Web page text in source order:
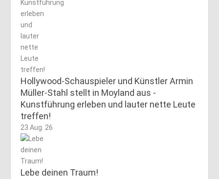
Hollywood-Schauspieler und Künstler Armin
Müller-Stahl stellt in Moyland aus -
Kunstführung erleben und lauter nette Leute
treffen!
23 Aug. 26
Lebe deinen Traum!